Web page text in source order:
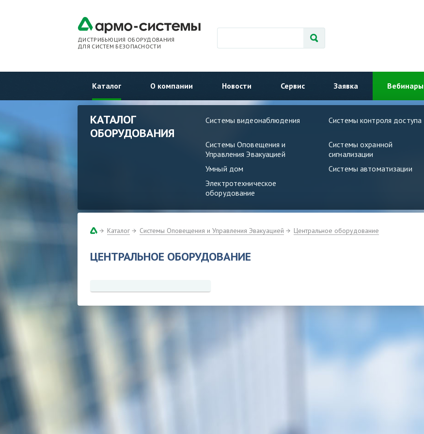
ДИСТРИБЬЮЦИЯ ОБОРУДОВАНИЯ
ДЛЯ СИСТЕМ БЕЗОПАСНОСТИ
Каталог О компании Новости Сервис Заявка Вебинары
КАТАЛОГ
ОБОРУДОВАНИЯ
Системы видеонаблюдения Системы контроля доступа
Системы Оповещения и
Управления Эвакуацией
Системы охранной
сигнализации
Умный дом
Системы автоматизации
Электротехническое
оборудование
Каталог Системы Оповещения и Управления Эвакуацией Центральное оборудование
ЦЕНТРАЛЬНОЕ ОБОРУДОВАНИЕ